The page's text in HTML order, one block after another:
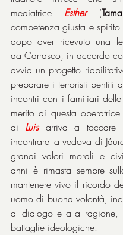
mediatrice Esther (
competenza giusta e
dopo aver ricevuto una
da Carrasco, in accordo
avvia un progetto
preparare i terroristi pentiti
incontri con i familiari
merito di questa
di Luis arriva a toccare
incontrare la vedova di
grandi valori morali e
anni è rimasta sempre
mantenere vivo il ricordo
uomo di buona volontà,
al dialogo e alla ragione,
battaglie ideologiche.